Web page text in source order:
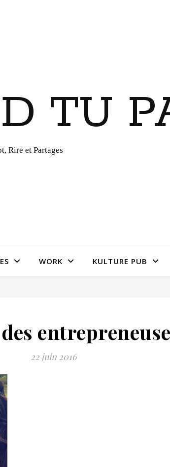
TU
Rire et Partages
WORK KULTURE PUB
22 juin 2016